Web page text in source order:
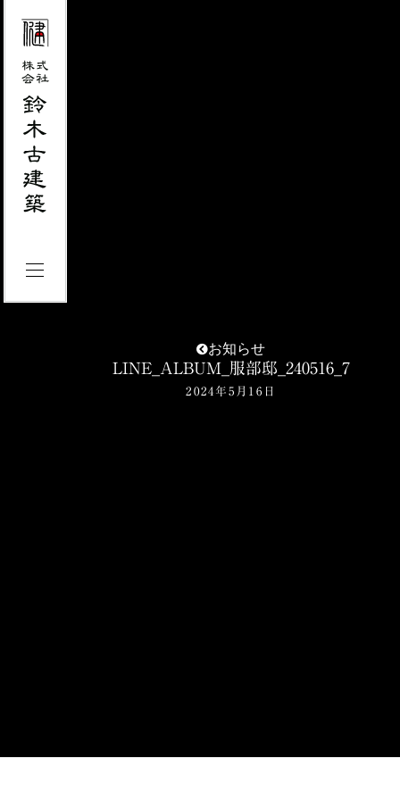
お知らせ
LINE_ALBUM_服部邸_240516_7
2024年5月16日